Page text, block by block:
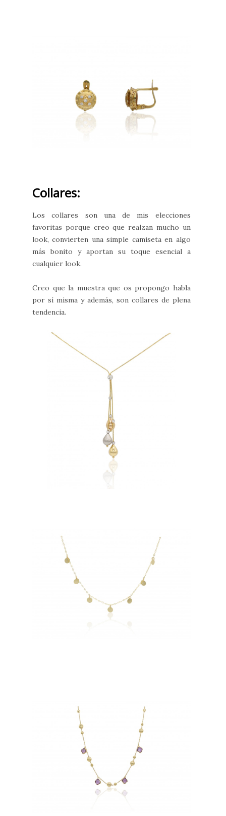
Collares:
Los collares son una de mis elecciones
favoritas porque creo que realzan mucho un
look, convierten una simple camiseta en algo
más bonito y aportan su toque esencial a
cualquier look.
Creo que la muestra que os propongo habla
por sí misma y además, son collares de plena
tendencia.